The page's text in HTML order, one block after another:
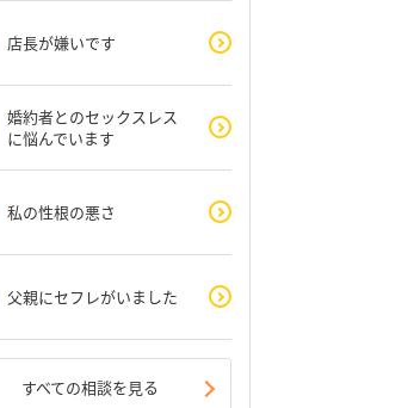
店長が嫌いです
婚約者とのセックスレス
に悩んでいます
私の性根の悪さ
父親にセフレがいました
すべての相談を見る